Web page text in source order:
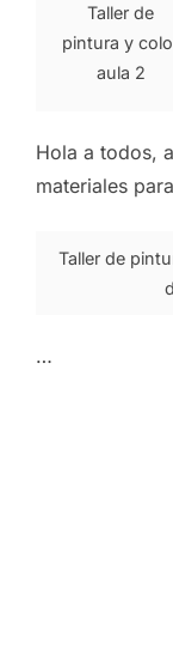
Taller de
pintura y
aula 2
Hola a todos,
materiales
Taller de
…